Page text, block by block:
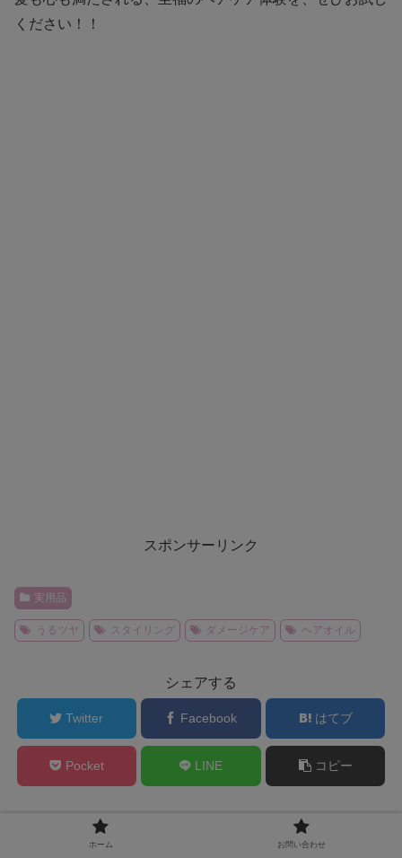
ください！！
スポンサーリンク
実用品
うるツヤ スタイリング ダメージケア ヘアオイル
シェアする
Twitter Facebook はてブ
Pocket LINE コピー
ホーム お問い合わせ